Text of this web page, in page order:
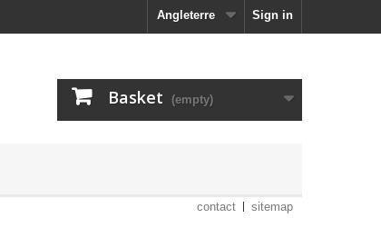
Sign in
Angleterre
Basket (empty)
contact sitemap